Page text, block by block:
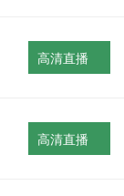
高清直播
高清直播